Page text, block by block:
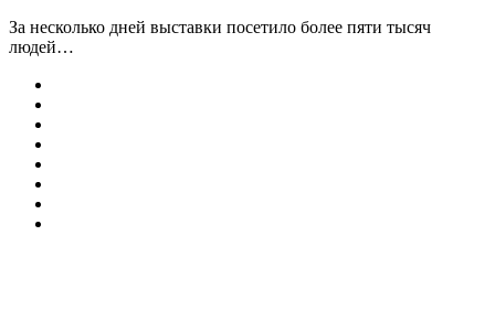
За несколько дней выставки посетило более пяти тысяч
людей…